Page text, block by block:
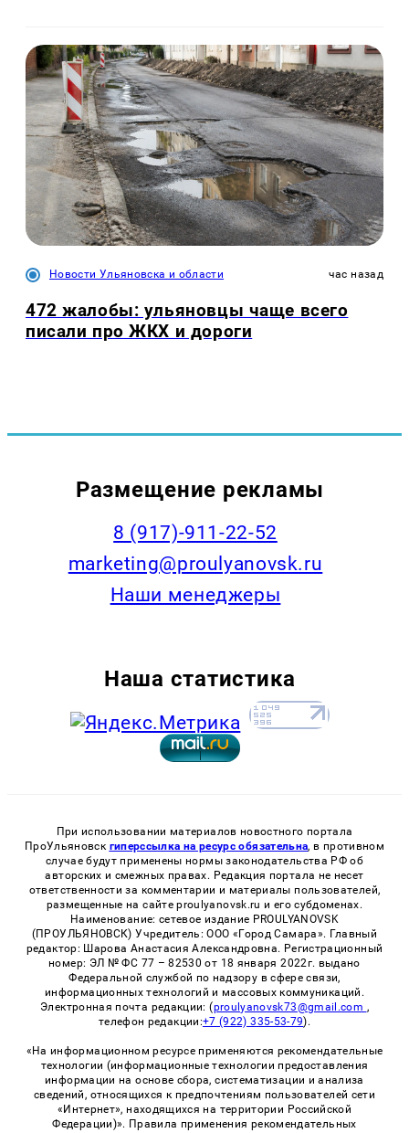
Новости Ульяновска и области час назад
472 жалобы: ульяновцы чаще всего
писали про ЖКХ и дороги
Размещение рекламы
8 (917)-911-22-52
marketing@proulyanovsk.ru
Наши менеджеры
Наша статистика
При использовании материалов новостного портала
ПроУльяновск гиперссылка на ресурс обязательна, в противном
случае будут применены нормы законодательства РФ об
авторских и смежных правах. Редакция портала не несет
ответственности за комментарии и материалы пользователей,
размещенные на сайте proulyanovsk.ru и его субдоменах.
Наименование: сетевое издание PROULYANOVSK
(ПРОУЛЬЯНОВСК) Учредитель: ООО «Город Самара». Главный
редактор: Шарова Анастасия Александровна. Регистрационный
номер: ЭЛ № ФС 77 – 82530 от 18 января 2022г. выдано
Федеральной службой по надзору в сфере связи,
информационных технологий и массовых коммуникаций.
Электронная почта редакции: (proulyanovsk73@gmail.com ,
телефон редакции:+7 (922) 335-53-79).
«На информационном ресурсе применяются рекомендательные
технологии (информационные технологии предоставления
информации на основе сбора, систематизации и анализа
сведений, относящихся к предпочтениям пользователей сети
«Интернет», находящихся на территории Российской
Федерации)». Правила применения рекомендательных